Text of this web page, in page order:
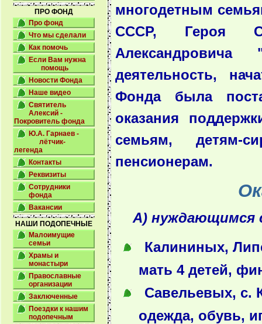
ПРО ФОНД
Про фонд
Что мы сделали
Как помочь
Если Вам нужна
помощь
Новости Фонда
Наше видео
Святитель
Алексий -
Покровитель фонда
Ю.А. Гарнаев -
лётчик-
легенда
Контакты
Реквизиты
Сотрудники
фонда
Вакансии
НАШИ ПОДОПЕЧНЫЕ
Малоимущие
семьи
Храмы и
монастыри
Православные
организации
Заключенные
Поездки к нашим
подопечным
многодетным
СССР, Героя
деятельность,
Фонда была
оказания
семьям, детям-
пенсионерам.
А) нуждающимся
Калининых,
мать 4 детей,
Савельевых, с.
одежда, обувь,